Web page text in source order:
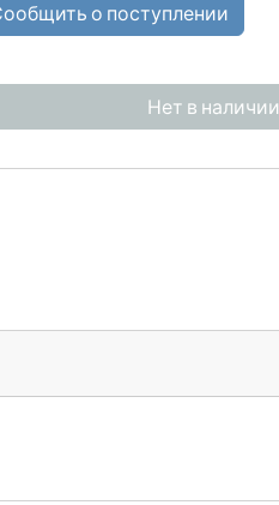
о поступлении
Нет в наличии